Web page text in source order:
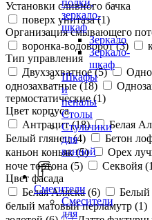
полки,
зеркало-
шкаф
Зеркало
Зеркало-
шкаф
Шкафы
и
пеналы
Столы
Стульчики
для
ванной
Смесители
Смесители
для
Установки сливного бачка
поверх унитаза (1)
Организация смывающего
воронка-водоворот (3)
Тип управления
Двухзахватное (5)
однозахватные (18)
термостатические (1)
Цвет корпуса
Антрацит (18) Белая
Белый глянец (4) Бетон
каньон коньяк (5) Орех
ноче тортона (5) Секвойя (1
Цвет фасада
Белая Аляска (6) Белый
белый матовый перламутр (1)